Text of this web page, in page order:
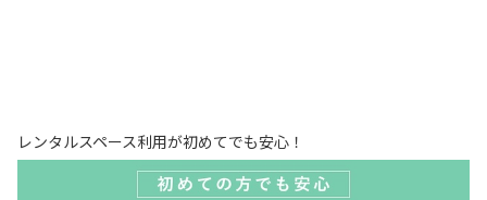
レンタルスペース利用が初めてでも安心！